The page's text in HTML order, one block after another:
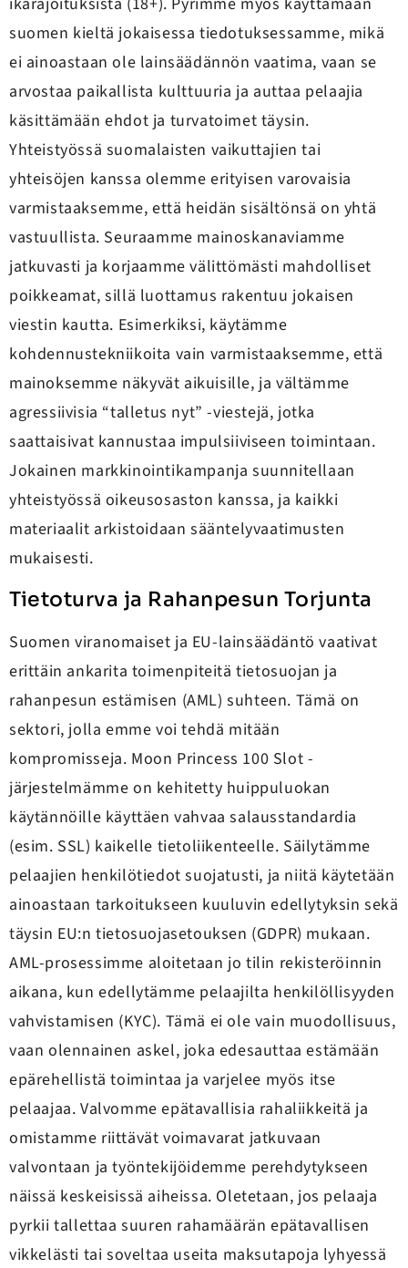
suomen kieltä jokaisessa tiedotuksessamme, mikä
ei ainoastaan ole lainsäädännön vaatima, vaan se
arvostaa paikallista kulttuuria ja auttaa pelaajia
käsittämään ehdot ja turvatoimet täysin.
Yhteistyössä suomalaisten vaikuttajien tai
yhteisöjen kanssa olemme erityisen varovaisia
varmistaaksemme, että heidän sisältönsä on yhtä
vastuullista. Seuraamme mainoskanaviamme
jatkuvasti ja korjaamme välittömästi mahdolliset
poikkeamat, sillä luottamus rakentuu jokaisen
viestin kautta. Esimerkiksi, käytämme
kohdennustekniikoita vain varmistaaksemme, että
mainoksemme näkyvät aikuisille, ja vältämme
agressiivisia “talletus nyt” -viestejä, jotka
saattaisivat kannustaa impulsiiviseen toimintaan.
Jokainen markkinointikampanja suunnitellaan
yhteistyössä oikeusosaston kanssa, ja kaikki
materiaalit arkistoidaan sääntelyvaatimusten
mukaisesti.
Tietoturva ja Rahanpesun Torjunta
Suomen viranomaiset ja EU-lainsäädäntö vaativat
erittäin ankarita toimenpiteitä tietosuojan ja
rahanpesun estämisen (AML) suhteen. Tämä on
sektori, jolla emme voi tehdä mitään
kompromisseja. Moon Princess 100 Slot -
järjestelmämme on kehitetty huippuluokan
käytännöille käyttäen vahvaa salausstandardia
(esim. SSL) kaikelle tietoliikenteelle. Säilytämme
pelaajien henkilötiedot suojatusti, ja niitä käytetään
ainoastaan tarkoitukseen kuuluvin edellytyksin sekä
täysin EU:n tietosuojasetouksen (GDPR) mukaan.
AML-prosessimme aloitetaan jo tilin rekisteröinnin
aikana, kun edellytämme pelaajilta henkilöllisyyden
vahvistamisen (KYC). Tämä ei ole vain muodollisuus,
vaan olennainen askel, joka edesauttaa estämään
epärehellistä toimintaa ja varjelee myös itse
pelaajaa. Valvomme epätavallisia rahaliikkeitä ja
omistamme riittävät voimavarat jatkuvaan
valvontaan ja työntekijöidemme perehdytykseen
näissä keskeisissä aiheissa. Oletetaan, jos pelaaja
pyrkii tallettaa suuren rahamäärän epätavallisen
vikkelästi tai soveltaa useita maksutapoja lyhyessä